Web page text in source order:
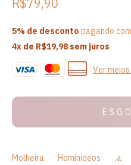
R$79,90
5% de desconto pagando
4x de R$19,98sem juros
Ver
Molheira Hominideos